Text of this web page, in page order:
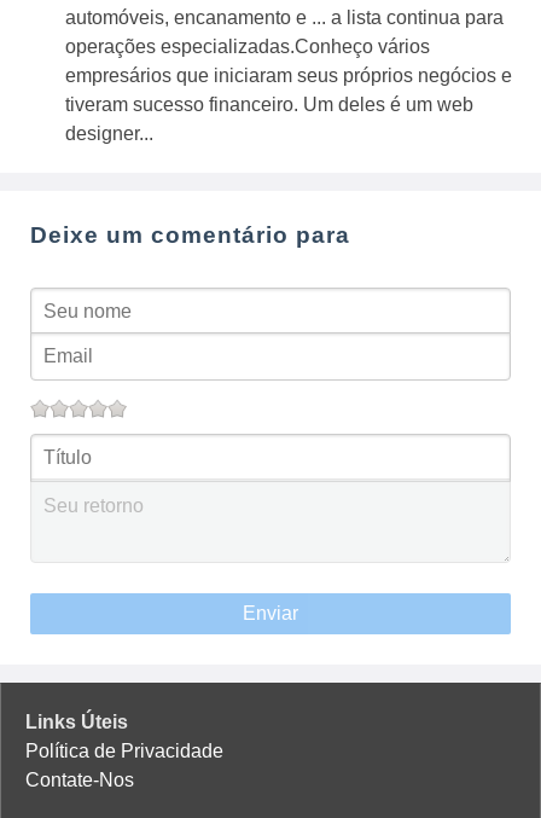
automóveis, encanamento e ... a lista continua para
operações especializadas.Conheço vários
empresários que iniciaram seus próprios negócios e
tiveram sucesso financeiro. Um deles é um web
designer...
Deixe um comentário para
Enviar
Links Úteis
Política de Privacidade
Contate-Nos